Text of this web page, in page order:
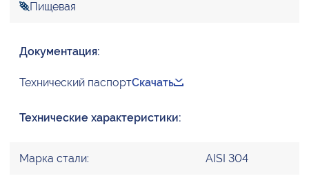
Пищевая
Документация:
Технический паспортСкачать
Технические характеристики:
Марка стали: AISI 304